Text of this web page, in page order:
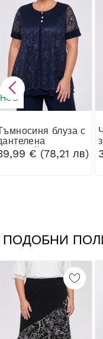
НОВ
с
и златни
€ (78,21 лв)
Черна блуза със
ПОДОБНИ